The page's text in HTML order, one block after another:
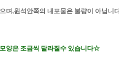
며,원석안쪽의 내포물은 불량이 아닙니
양은 조금씩 달라질수 있습니다☆